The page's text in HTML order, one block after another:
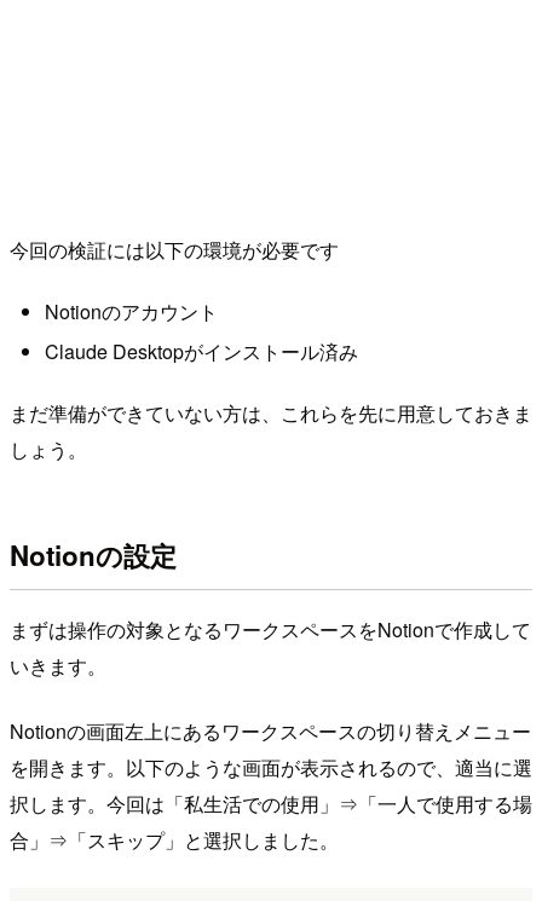
今回の検証には以下の環境が必要です
Notionのアカウント
Claude Desktopがインストール済み
まだ準備ができていない方は、これらを先に用意しておきま
しょう。
Notionの設定
まずは操作の対象となるワークスペースをNotionで作成して
いきます。
Notionの画面左上にあるワークスペースの切り替えメニュー
を開きます。以下のような画面が表示されるので、適当に選
択します。今回は「私生活での使用」⇒「一人で使用する場
合」⇒「スキップ」と選択しました。